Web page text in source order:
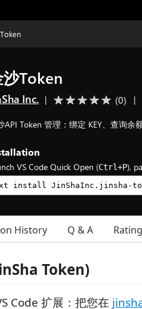
Token
Inc. | (0) |
API Token 管理：绑定 KEY、查询余
VS Code Quick Open (Ctrl+P),
History Q & A
Token)
Code 扩展：把您在